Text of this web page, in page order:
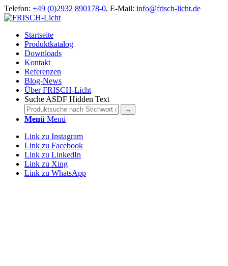
Telefon: +49 (0)2932 890178-0, E-Mail: info@frisch-licht.de
Startseite
Produktkatalog
Downloads
Kontakt
Referenzen
Blog-News
Über FRISCH-Licht
Suche ASDF Hidden Text
Menü Menü
Link zu Instagram
Link zu Facebook
Link zu LinkedIn
Link zu Xing
Link zu WhatsApp